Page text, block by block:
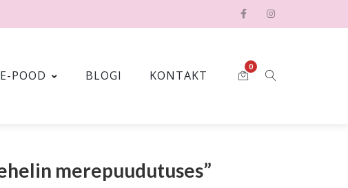
E-POOD BLOGI KONTAKT
0
merepuudutuses”